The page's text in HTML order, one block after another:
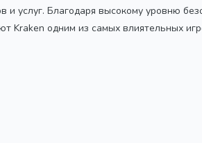
услуг. Благодаря высокому уровню
Kraken одним из самых влиятельных